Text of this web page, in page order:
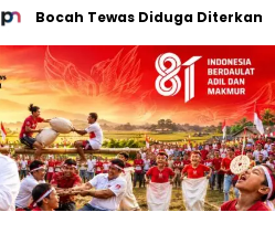
Bocah Tewas Diduga Diterkam